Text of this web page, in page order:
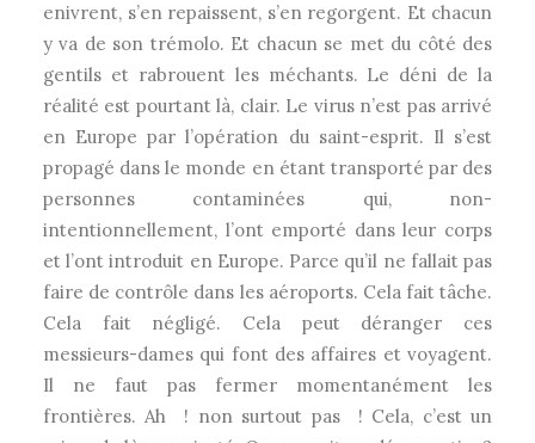
enivrent, s’en repaissent, s’en regorgent. Et chacun
y va de son trémolo. Et chacun se met du côté des
gentils et rabrouent les méchants. Le déni de la
réalité est pourtant là, clair. Le virus n’est pas arrivé
en Europe par l’opération du saint-esprit. Il s’est
propagé dans le monde en étant transporté par des
personnes contaminées qui, non-
intentionnellement, l’ont emporté dans leur corps
et l’ont introduit en Europe. Parce qu’il ne fallait pas
faire de contrôle dans les aéroports. Cela fait tâche.
Cela fait négligé. Cela peut déranger ces
messieurs-dames qui font des affaires et voyagent.
Il ne faut pas fermer momentanément les
frontières. Ah ! non surtout pas ! Cela, c’est un